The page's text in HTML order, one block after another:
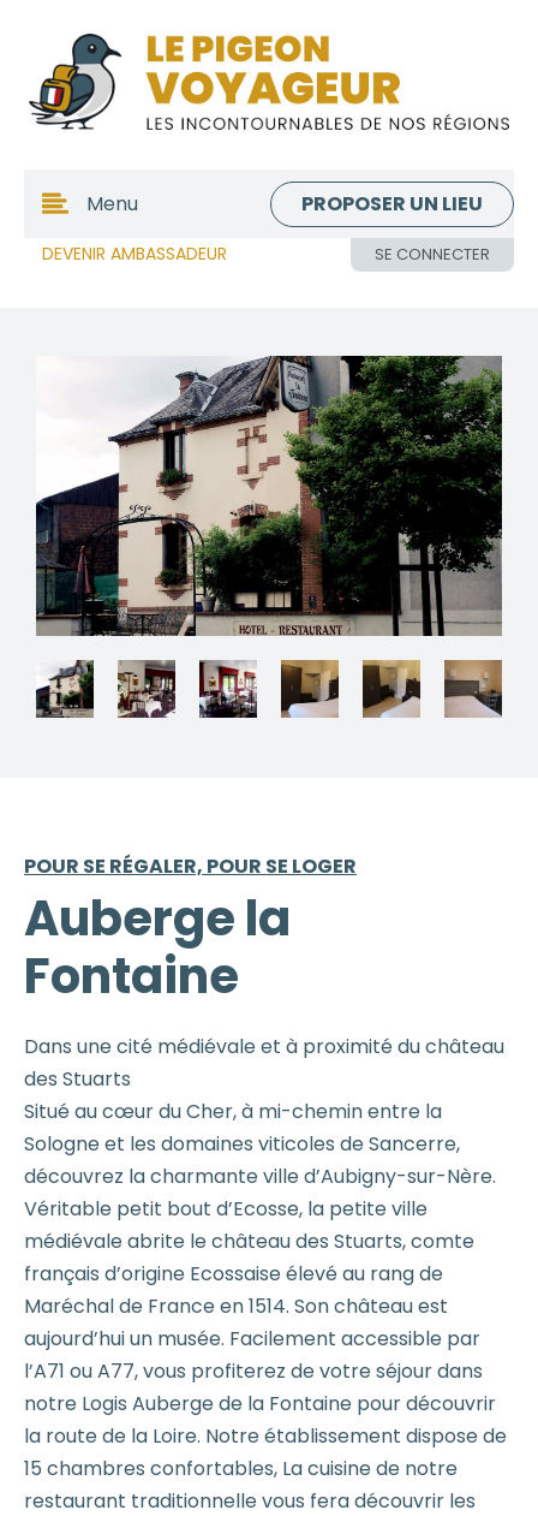
DEVENIR AMBASSADEUR SE CONNECTER
Menu PROPOSER UN LIEU
POUR SE RÉGALER, POUR SE LOGER
Auberge la
Fontaine
Dans une cité médiévale et à proximité du château
des Stuarts
Situé au cœur du Cher, à mi-chemin entre la
Sologne et les domaines viticoles de Sancerre,
découvrez la charmante ville d’Aubigny-sur-Nère.
Véritable petit bout d’Ecosse, la petite ville
médiévale abrite le château des Stuarts, comte
français d’origine Ecossaise élevé au rang de
Maréchal de France en 1514. Son château est
aujourd’hui un musée. Facilement accessible par
l’A71 ou A77, vous profiterez de votre séjour dans
notre Logis Auberge de la Fontaine pour découvrir
la route de la Loire. Notre établissement dispose de
15 chambres confortables, La cuisine de notre
restaurant traditionnelle vous fera découvrir les